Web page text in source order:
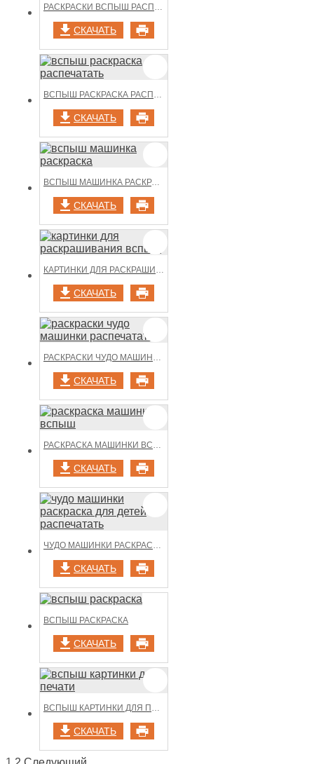
РАСКРАСКИ ВСПЫШ РАСПЕЧАТАТЬ
СКАЧАТЬ
ВСПЫШ РАСКРАСКА РАСПЕЧАТАТЬ
СКАЧАТЬ
ВСПЫШ МАШИНКА РАСКРАСКА
СКАЧАТЬ
КАРТИНКИ ДЛЯ РАСКРАШИВАНИЯ ВСПЫШ
СКАЧАТЬ
РАСКРАСКИ ЧУДО МАШИНКИ РАСПЕЧАТАТЬ
СКАЧАТЬ
РАСКРАСКА МАШИНКИ ВСПЫШ
СКАЧАТЬ
ЧУДО МАШИНКИ РАСКРАСКА ДЛЯ ДЕТЕЙ РАСПЕЧАТАТЬ
СКАЧАТЬ
ВСПЫШ РАСКРАСКА
СКАЧАТЬ
ВСПЫШ КАРТИНКИ ДЛЯ ПЕЧАТИ
СКАЧАТЬ